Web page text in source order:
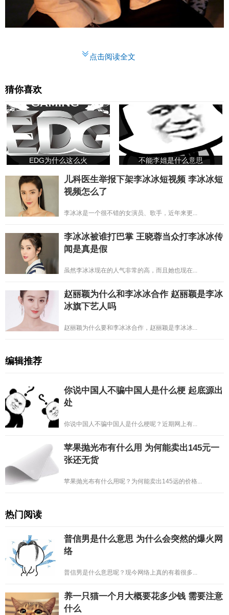
点击阅读全文
猜你喜欢
EDG为什么这么火 不能李姐是什么意思
儿科医生举报下架李冰冰短视频 李冰冰短
视频怎么了
李冰冰是一个很不错的女演员、歌手，近年来更...
李冰冰被谁打巴掌 王晓蓉当众打李冰冰传
闻是真是假
虽然李冰冰现在的人气非常的高，而且她也现在...
赵丽颖为什么和李冰冰合作 赵丽颖是李冰
冰旗下艺人吗
赵丽颖为什么要和李冰冰合作，赵丽颖是李冰冰...
编辑推荐
你说中国人不骗中国人是什么梗 起底源出
处
你说中国人不骗中国人是什么梗呢？近期网上有...
苹果抛光布有什么用 为何能卖出145元一
张还无货
苹果抛光布有什么用呢？为何能卖出145远的价格...
热门阅读
普信男是什么意思 为什么会突然的爆火网
络
普信男是什么意思呢？现今网络上真的有着很多...
养一只猫一个月大概要花多少钱 需要注意
什么